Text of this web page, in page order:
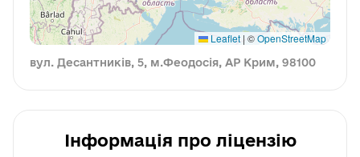
Leaflet | ©OpenStreetMap
вул. Десантників, 5, м.Феодосія, АР Крим, 98100
Інформація про ліцензію